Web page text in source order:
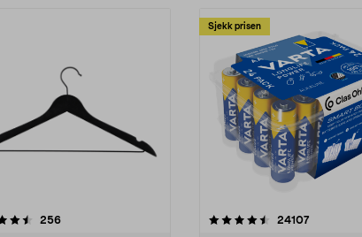
256anmeldelser
Sjekk prisen
4.5av 5 stjerner 24107
4.5av 5 stjerner